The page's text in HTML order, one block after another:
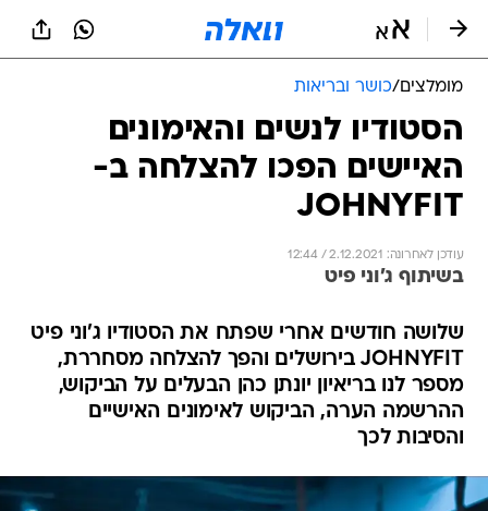
מומלצים/כושר ובריאות
הסטודיו לנשים והאימונים
האיישים הפכו להצלחה ב-
JOHNYFIT
עודכן לאחרונה: 2.12.2021 / 12:44
בשיתוף ג'וני פיט
שלושה חודשים אחרי שפתח את הסטודיו ג'וני פיט
JOHNYFIT בירושלים והפך להצלחה מסחררת,
מספר לנו בריאיון יונתן כהן הבעלים על הביקוש,
ההרשמה הערה, הביקוש לאימונים האישיים
והסיבות לכך